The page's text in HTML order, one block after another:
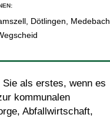
Sie als erstes, wenn es
kommunalen
Abfallwirtschaft,
, Dötlingen Medebach